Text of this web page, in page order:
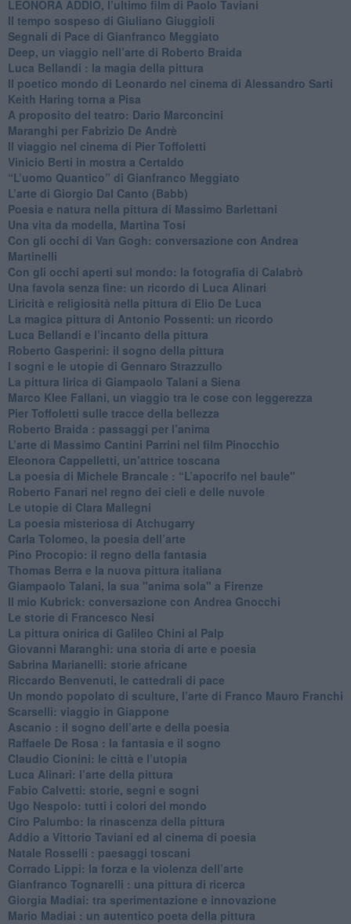
​LEONORA ADDIO, l’ultimo film di Paolo Taviani
Il tempo sospeso di Giuliano Giuggioli
Segnali di Pace di Gianfranco Meggiato
​Deep, un viaggio nell’arte di Roberto Braida
​Luca Bellandi : la magia della pittura
​Il poetico mondo di Leonardo nel cinema di Alessandro Sarti
​Keith Haring torna a Pisa
​A proposito del teatro: Dario Marconcini
Maranghi per Fabrizio De Andrè
​Il viaggio nel cinema di Pier Toffoletti
Vinicio Berti in mostra a Certaldo
“L’uomo Quantico” di Gianfranco Meggiato
​L’arte di Giorgio Dal Canto (Babb)
Poesia e natura nella pittura di Massimo Barlettani
Una vita da modella, Martina Tosi
​Con gli occhi di Van Gogh: conversazione con Andrea
Martinelli
​Con gli occhi aperti sul mondo: la fotografia di Calabrò
Una favola senza fine: un ricordo di Luca Alinari
Liricità e religiosità nella pittura di Elio De Luca
La magica pittura di Antonio Possenti: un ricordo
Luca Bellandi e l’incanto della pittura
​Roberto Gasperini: il sogno della pittura
I sogni e le utopie di Gennaro Strazzullo
La pittura lirica di Giampaolo Talani a Siena
​Marco Klee Fallani, un viaggio tra le cose con leggerezza
​Pier Toffoletti sulle tracce della bellezza
​Roberto Braida : passaggi per l’anima
​L’arte di Massimo Cantini Parrini nel film Pinocchio
Eleonora Cappelletti, un’attrice toscana
​La poesia di Michele Brancale : “L’apocrifo nel baule"
Roberto Fanari nel regno dei cieli e delle nuvole
Le utopie di Clara Mallegni
​La poesia misteriosa di Atchugarry
Carla Tolomeo, la poesia dell’arte
Pino Procopio: il regno della fantasia
Thomas Berra e la nuova pittura italiana
Giampaolo Talani, la sua "anima sola" a Firenze
Il mio Kubrick: conversazione con Andrea Gnocchi
Le storie di Francesco Nesi
​La pittura onirica di Galileo Chini al Palp
​Giovanni Maranghi: una storia di arte e poesia
Sabrina Marianelli: storie africane
​Riccardo Benvenuti, le cattedrali di pace
​Un mondo popolato di sculture, l’arte di Franco Mauro Franchi
​Scarselli: viaggio in Giappone
​Ascanio : il sogno dell’arte e della poesia
Raffaele De Rosa : la fantasia e il sogno
​Claudio Cionini: le città e l’utopia
Luca Alinari: l’arte della pittura
​Fabio Calvetti: storie, segni e sogni
Ugo Nespolo: tutti i colori del mondo
​Ciro Palumbo: la rinascenza della pittura
​Addio a Vittorio Taviani ed al cinema di poesia
​Natale Rosselli : paesaggi toscani
​Corrado Lippi: la forza e la violenza dell’arte
Gianfranco Tognarelli : una pittura di ricerca
Giorgia Madiai: tra sperimentazione e innovazione
Mario Madiai : un autentico poeta della pittura